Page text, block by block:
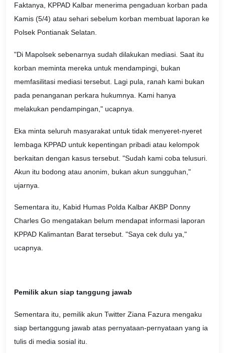
Faktanya, KPPAD Kalbar menerima pengaduan korban pada
Kamis (5/4) atau sehari sebelum korban membuat laporan ke
Polsek Pontianak Selatan.
"Di Mapolsek sebenarnya sudah dilakukan mediasi. Saat itu
korban meminta mereka untuk mendampingi, bukan
memfasilitasi mediasi tersebut. Lagi pula, ranah kami bukan
pada penanganan perkara hukumnya. Kami hanya
melakukan pendampingan," ucapnya.
Eka minta seluruh masyarakat untuk tidak menyeret-nyeret
lembaga KPPAD untuk kepentingan pribadi atau kelompok
berkaitan dengan kasus tersebut. "Sudah kami coba telusuri.
Akun itu bodong atau anonim, bukan akun sungguhan,"
ujarnya.
Sementara itu, Kabid Humas Polda Kalbar AKBP Donny
Charles Go mengatakan belum mendapat informasi laporan
KPPAD Kalimantan Barat tersebut. "Saya cek dulu ya,"
ucapnya.
Pemilik akun siap tanggung jawab
Sementara itu, pemilik akun Twitter Ziana Fazura mengaku
siap bertanggung jawab atas pernyataan-pernyataan yang ia
tulis di media sosial itu.